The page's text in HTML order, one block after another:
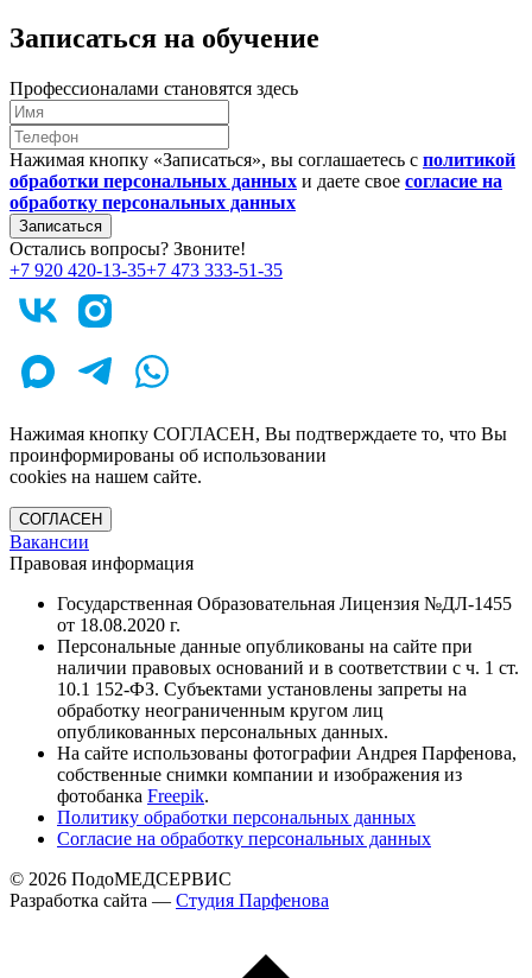
Записаться на обучение
Профессионалами становятся здесь
Нажимая кнопку «Записаться», вы соглашаетесь с политикой
обработки персональных данных и даете свое согласие на
обработку персональных данных
Записаться
Остались вопросы? Звоните!
+7 920 420-13-35+7 473 333-51-35
Нажимая кнопку СОГЛАСЕН, Вы подтверждаете то, что Вы
проинформированы об использовании
cookies на нашем сайте.
СОГЛАСЕН
Вакансии
Правовая информация
Государственная Образовательная Лицензия №ДЛ-1455
от 18.08.2020 г.
Персональные данные опубликованы на сайте при
наличии правовых оснований и в соответствии с ч. 1 ст.
10.1 152-ФЗ. Субъектами установлены запреты на
обработку неограниченным кругом лиц
опубликованных персональных данных.
На сайте использованы фотографии Андрея Парфенова,
собственные снимки компании и изображения из
фотобанка Freepik.
Политику обработки персональных данных
Согласие на обработку персональных данных
© 2026 ПодоМЕДСЕРВИС
Разработка сайта — Cтудия Парфенова